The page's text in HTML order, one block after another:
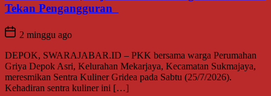
Tekan Pengangguran
2 minggu ago
DEPOK, SWARAJABAR.ID – PKK bersama warga Perumahan
Griya Depok Asri, Kelurahan Mekarjaya, Kecamatan Sukmajaya,
meresmikan Sentra Kuliner Gridea pada Sabtu (25/7/2026).
Kehadiran sentra kuliner ini […]